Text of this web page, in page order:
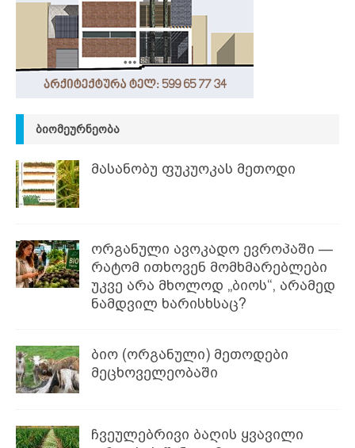
ᲑᲘᲝᲛᲔᲣᲠᲜᲔᲝᲑᲐ
მასანობუ ფუკუოკას მეთოდი
ორგანული ავოკადო ევროპაში —
რატომ ითხოვენ მომხმარებლები
უკვე არა მხოლოდ „ბიოს“, არამედ
ნამდვილ ხარისხსაც?
ბიო (ორგანული) მეთოდები
მეცხოველეობაში
ჩვეულებრივი ბაღის ყვავილი